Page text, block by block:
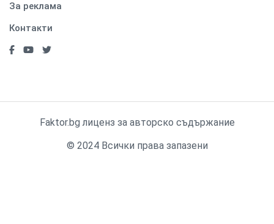
За реклама
Контакти
Faktor.bg лиценз за авторско съдържание
© 2024 Всички права запазени